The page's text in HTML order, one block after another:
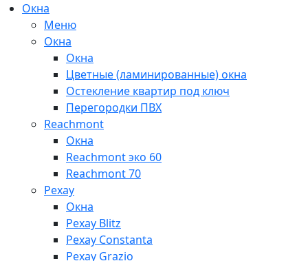
Окна
Меню
Окна
Окна
Цветные (ламинированные) окна
Остекление квартир под ключ
Перегородки ПВХ
Reachmont
Окна
Reachmont эко 60
Reachmont 70
Рехау
Окна
Рехау Blitz
Рехау Constanta
Рехау Grazio